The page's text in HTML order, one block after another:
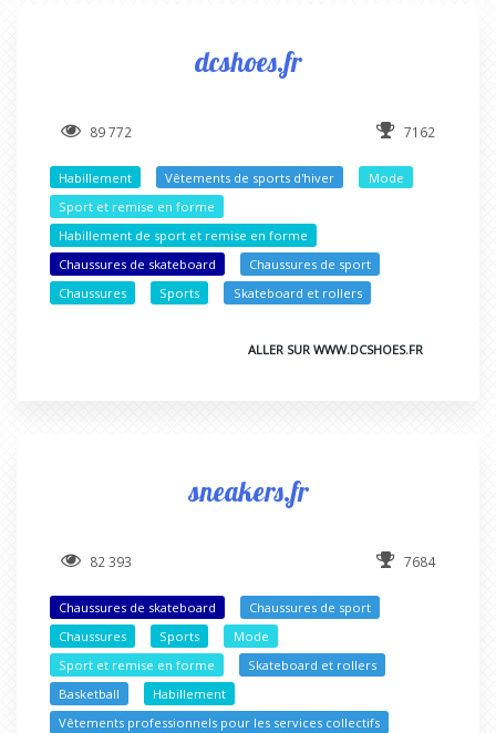
dcshoes.fr
89 772 7162
Habillement Vêtements de sports d'hiver
Mode
Sport et remise en forme
Habillement de sport et remise en forme
Chaussures de skateboard
Chaussures de sport
Chaussures
Sports Skateboard et rollers
ALLER SUR WWW.DCSHOES.FR
sneakers.fr
82 393 7684
Chaussures de skateboard
Chaussures de sport
Chaussures
Sports
Mode
Sport et remise en forme
Skateboard et rollers
Basketball
Habillement
Vêtements professionnels pour les services collectifs